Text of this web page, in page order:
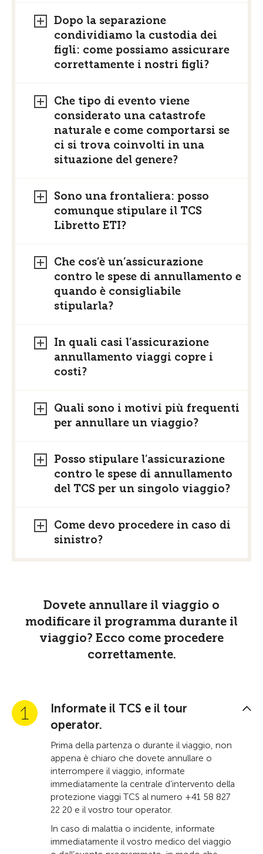
Dopo la separazione
condividiamo la custodia dei
figli: come possiamo assicurare
correttamente i nostri figli?
Che tipo di evento viene
considerato una catastrofe
naturale e come comportarsi se
ci si trova coinvolti in una
situazione del genere?
Sono una frontaliera: posso
comunque stipulare il TCS
Libretto ETI?
Che cos’è un’assicurazione
contro le spese di annullamento e
quando è consigliabile
stipularla?
In quali casi l’assicurazione
annullamento viaggi copre i
costi?
Quali sono i motivi più frequenti
per annullare un viaggio?
Posso stipulare l’assicurazione
contro le spese di annullamento
del TCS per un singolo viaggio?
Come devo procedere in caso di
sinistro?
Dovete annullare il viaggio o
modificare il programma durante il
viaggio? Ecco come procedere
correttamente.
Informate il TCS e il tour
operator.
Prima della partenza o durante il viaggio, non
appena è chiaro che dovete annullare o
interrompere il viaggio, informate
immediatamente la centrale d’intervento della
protezione viaggi TCS al numero +41 58 827
22 20 e il vostro tour operator.
In caso di malattia o incidente, informate
immediatamente il vostro medico del viaggio